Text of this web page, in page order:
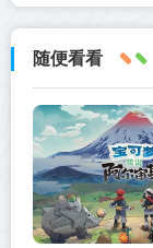
随便看看